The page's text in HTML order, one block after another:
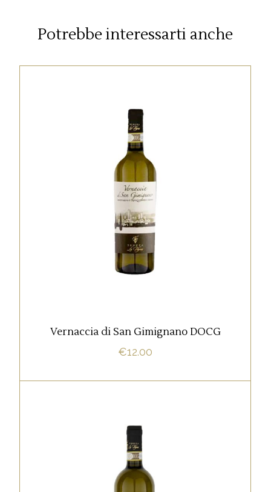
Potrebbe interessarti anche
BIANCO ,D.O.C.G.
La Vernaccia di San Gimignano è un vino
bianco, prodotto in una ristretta zona della
Toscana tra Si
Vernaccia di San Gimignano DOCG
€12.00
BIANCO,D.O.C.G.